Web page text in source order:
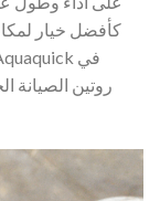
روتين